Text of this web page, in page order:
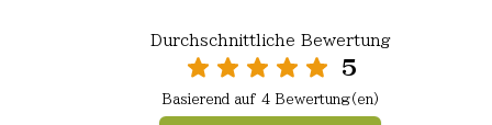
Durchschnittliche Bewertung
5
Basierend auf 4 Bewertung(en)